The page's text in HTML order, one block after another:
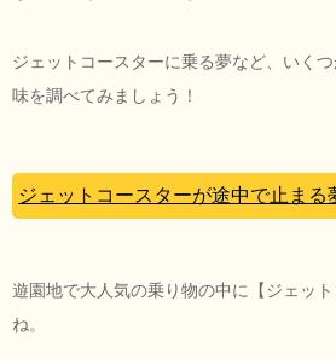
ジェットコースターに乗る夢など、いく
味を調べてみましょう！
ジェットコースターが途中で止まる
遊園地で大人気の乗り物の中に【ジェッ
ね。